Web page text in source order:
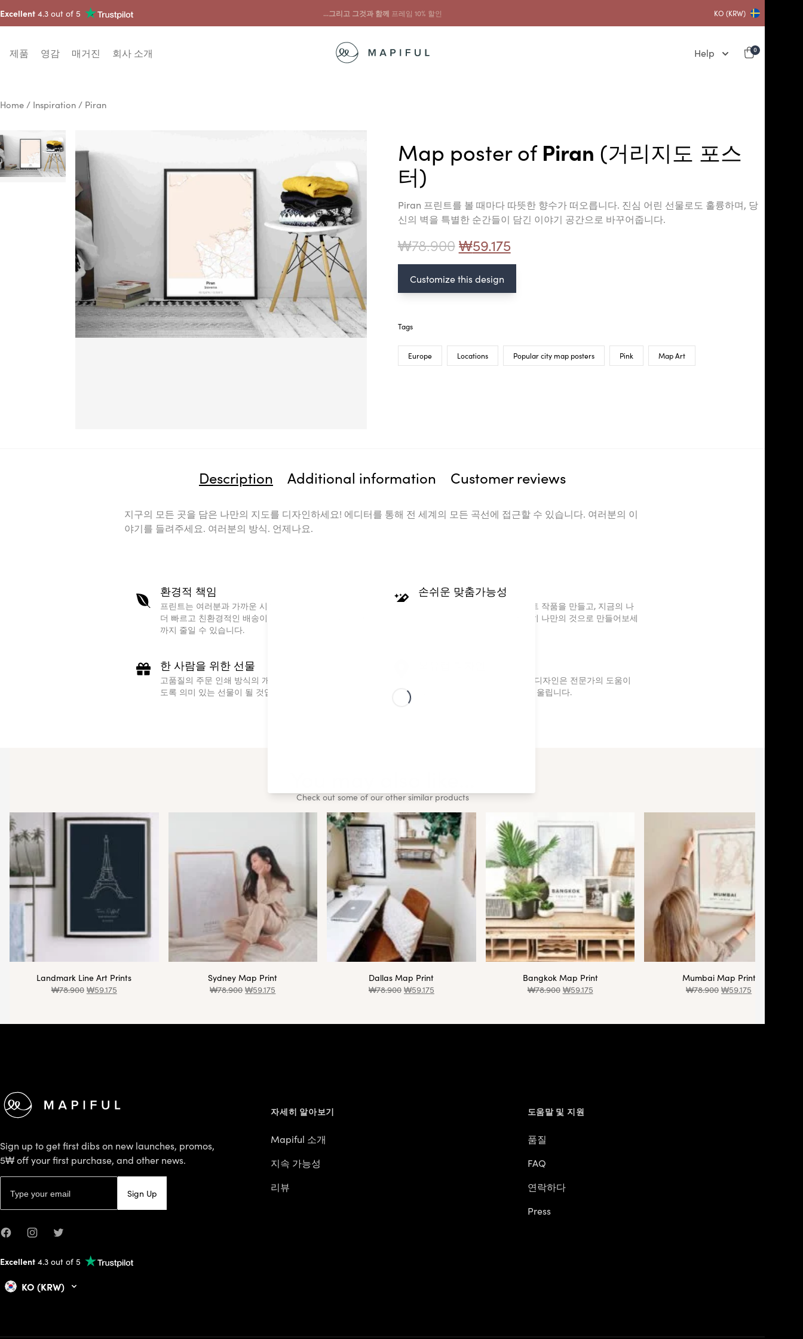
Excellent 4.3 out of 5 ...그리고 그것과 함께 프레임 10% 할인 KO (KRW)
제품 영감 매거진 회사 소개 Help 0
Home / Inspiration / Piran
Map poster ofPiran (거리지도 포스
터)
Piran 프린트를 볼 때마다 따뜻한 향수가 떠오릅니다. 진심 어린 선물로도 훌륭하며, 당
신의 벽을 특별한 순간들이 담긴 이야기 공간으로 바꾸어줍니다.
₩78.900₩59.175
Customize this design
Tags
Europe Locations Popular city map posters Pink Map Art
Description Additional information Customer reviews
지구의 모든 곳을 담은 나만의 지도를 디자인하세요! 에디터를 통해 전 세계의 모든 곡선에 접근할 수 있습니다. 여러분의 이
야기를 들려주세요. 여러분의 방식. 언제나요.
환경적 책임
프린트는 여러분과 가까운 시설에서 제작됩니다. 이를 통해
더 빠르고 친환경적인 배송이 가능하고, 탄소 배출량을 67%
까지 줄일 수 있습니다.
손쉬운 맞춤가능성
다른 제품과 달리 손쉽게 월 아트 작품을 만들고, 지금의 나
를 있게 한 특별한 장소를 온전히 나만의 것으로 만들어보세
한 사람을 위한 선물
고품질의 주문 인쇄 방식의 개인 맞춤형 지도 포스터는 오래
도록 의미 있는 선물이 될 것입니다.
트렌디한 고품질 스칸디나비아 디자인은 전문가의 도움이
없어도 어떤 인테리어에도 잘 어울립니다.
Check out some of our other similar products
Landmark Line Art Prints
₩78.900 ₩59.175
Sydney Map Print
₩78.900 ₩59.175
Dallas Map Print
₩78.900 ₩59.175
Bangkok Map Print
₩78.900 ₩59.175
Mumbai Map Print
₩78.900 ₩59.175
Sign up to get first dibs on new launches, promos,
5₩ off your first purchase, and other news.
Sign Up
FacebookInstagramTwitter
Excellent 4.3 out of 5
KO (KRW)
자세히 알아보기
Mapiful 소개
지속 가능성
리뷰
도움말 및 지원
품질
FAQ
연락하다
Press